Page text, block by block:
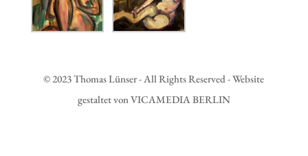
© 2023 Thomas Lünser - All Rights Reserved - Website
gestaltet von VICAMEDIA BERLIN